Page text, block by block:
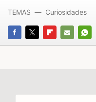
FACEBOOK
TWITTERFLIPBOARD
E-
TEMAS Curiosidades